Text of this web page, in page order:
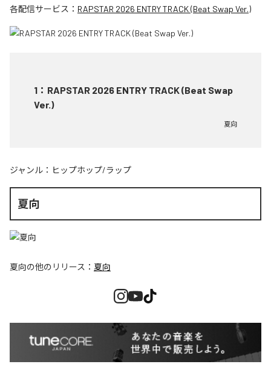
各配信サービス： RAPSTAR 2026 ENTRY TRACK (Beat Swap Ver.)
1 ： RAPSTAR 2026 ENTRY TRACK (Beat Swap
Ver.)
夏向
ジャンル： ヒップホップ/ラップ
夏向
夏向の他のリリース： 夏向